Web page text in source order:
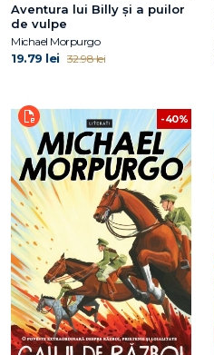
Aventura lui Billy și a puilor
de vulpe
Michael Morpurgo
19.79 lei 32.98 lei
-40%